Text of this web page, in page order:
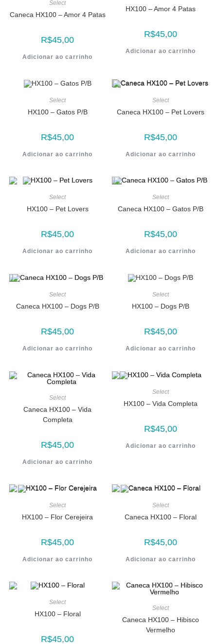
Select
Caneca HX100 – Amor 4 Patas
R$45,00
Adicionar ao carrinho
HX100 – Amor 4 Patas
R$45,00
Adicionar ao carrinho
Select
HX100 – Gatos P/B
R$45,00
Adicionar ao carrinho
Select
Caneca HX100 – Pet Lovers
R$45,00
Adicionar ao carrinho
Select
HX100 – Pet Lovers
R$45,00
Adicionar ao carrinho
Select
Caneca HX100 – Gatos P/B
R$45,00
Adicionar ao carrinho
Select
Caneca HX100 – Dogs P/B
R$45,00
Adicionar ao carrinho
Select
HX100 – Dogs P/B
R$45,00
Adicionar ao carrinho
Select
Caneca HX100 – Vida
Completa
R$45,00
Adicionar ao carrinho
Select
HX100 – Vida Completa
R$45,00
Adicionar ao carrinho
Select
HX100 – Flor Cerejeira
R$45,00
Adicionar ao carrinho
Select
Caneca HX100 – Floral
R$45,00
Adicionar ao carrinho
Select
HX100 – Floral
R$45,00
Select
Caneca HX100 – Hibisco
Vermelho